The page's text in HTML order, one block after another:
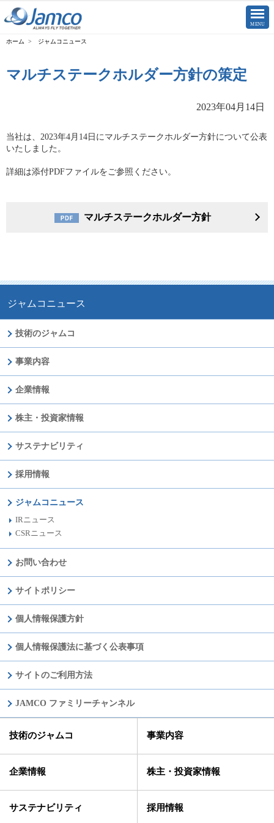
CLOSE
MENU
ジャムコニュース
技術のジャムコ
事業内容
企業情報
株主・投資家情報
サステナビリティ
採用情報
ジャムコニュース
IRニュース
CSRニュース
お問い合わせ
サイトポリシー
個人情報保護方針
個人情報保護法に基づく公表事項
サイトのご利用方法
JAMCO ファミリーチャンネル
マルチステークホルダー方針の策定
2023年04月14日
当社は、2023年4月14日にマルチステークホルダー方針について公表
いたしました。
詳細は添付PDFファイルをご参照ください。
マルチステークホルダー方針
ジャムコニュース
技術のジャムコ 事業内容
企業情報 株主・投資家情報
サステナビリティ 採用情報